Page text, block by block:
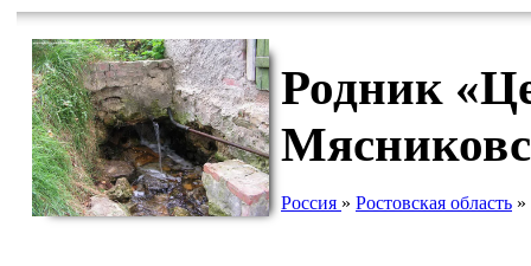
Родник
Россия » Ростовская область »